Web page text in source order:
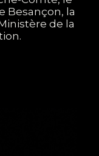
Besançon, la
de la